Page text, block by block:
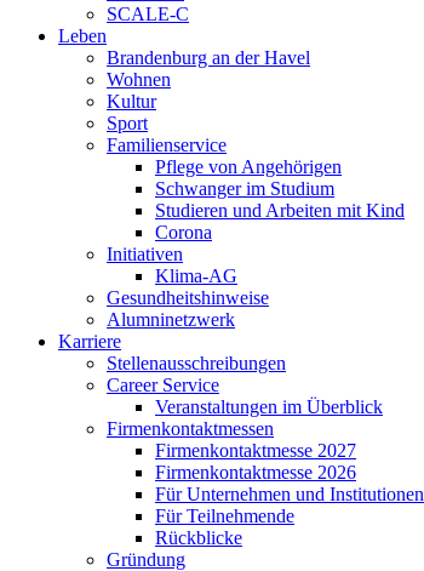
SCALE-C
Leben
Brandenburg an der Havel
Wohnen
Kultur
Sport
Familienservice
Pflege von Angehörigen
Schwanger im Studium
Studieren und Arbeiten mit Kind
Corona
Initiativen
Klima-AG
Gesundheitshinweise
Alumninetzwerk
Karriere
Stellenausschreibungen
Career Service
Veranstaltungen im Überblick
Firmenkontaktmessen
Firmenkontaktmesse 2027
Firmenkontaktmesse 2026
Für Unternehmen und Institutionen
Für Teilnehmende
Rückblicke
Gründung